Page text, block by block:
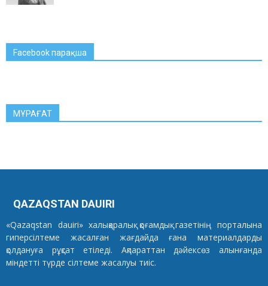
Facebook парақша
МҰРАҒАТ
QAZAQSTAN DAUIRI
«Qazaqstan dauiri» халықаралық қоғамдық газетінің порталына
гиперсілтеме жасалған жағдайда ғана материалдарды
қолдануға рұқсат етіледі. Ақпараттан дәйексөз алынғанда
міндетті түрде сілтеме жасалуы тиіс.